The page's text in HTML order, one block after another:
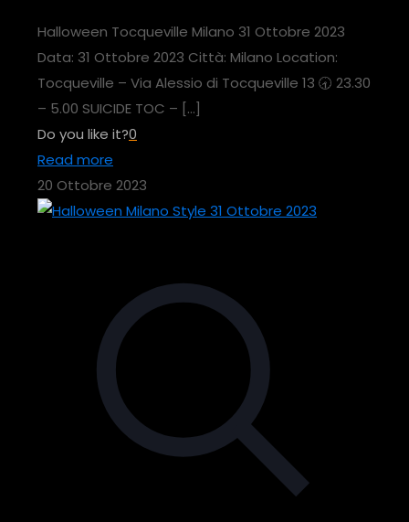
Halloween Tocqueville Milano 31 Ottobre 2023
Data: 31 Ottobre 2023 Città: Milano Location:
Tocqueville – Via Alessio di Tocqueville 13 🕣 23.30
– 5.00 SUICIDE TOC – […]
Do you like it?0
Read more
20 Ottobre 2023